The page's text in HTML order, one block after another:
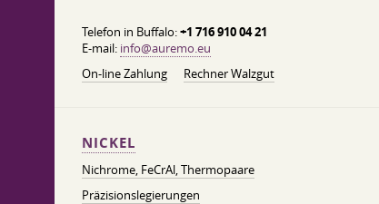
Telefon in Buffalo:+1 716 910 04 21
E-mail: info@auremo.eu
On-line Zahlung
Rechner Walzgut
NICKEL
Nichrome, FeСrAl, ​​Thermopaare
Präzisionslegierungen